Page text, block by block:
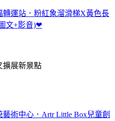
轉運站．粉紅象溜滑梯X黃色長
文+影音)❤
擴展新景點
藝術中心．Artr Little Box兒童創